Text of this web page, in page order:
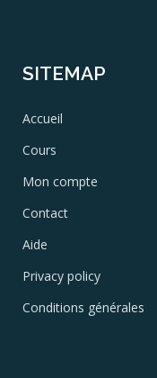
SITEMAP
Accueil
Cours
Mon compte
Contact
Aide
Privacy policy
Conditions générales